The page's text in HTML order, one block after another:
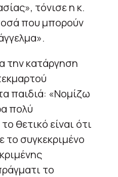
τόνισε η κ.
που μπορούν
την κατάργηση
παιδιά: «Νομίζω
πολύ
θετικό είναι ότι
το συγκεκριμένο
το